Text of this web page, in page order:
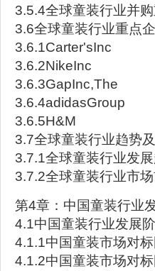
3.5.4全球童装行业并
3.6全球童装行业重点
3.6.1Carter'sInc
3.6.2NikeInc
3.6.3GapInc,The
3.6.4adidasGroup
3.6.5H&M
3.7全球童装行业趋势
3.7.1全球童装行业发
3.7.2全球童装行业市
第4章：中国童装行业
4.1中国童装行业发展
4.1.1中国童装市场对
4.1.2中国童装市场对